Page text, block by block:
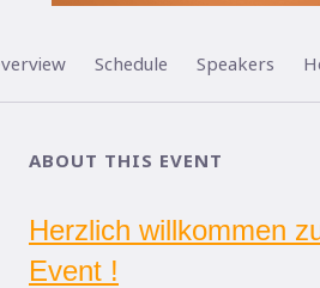
Schedule Speakers
ABOUT THIS EVENT
Herzlich willkommen
Event !